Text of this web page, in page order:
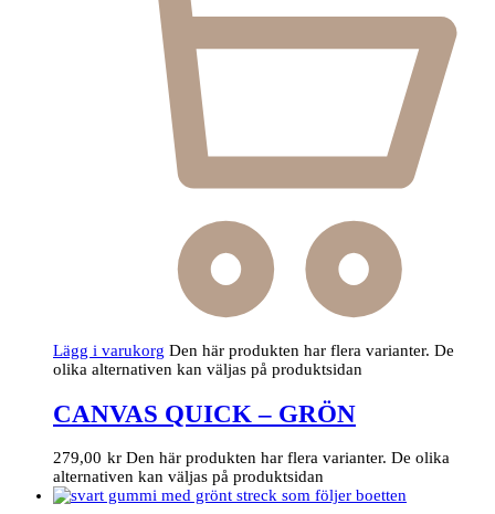
Lägg i varukorg Den här produkten har flera varianter. De
olika alternativen kan väljas på produktsidan
CANVAS QUICK – GRÖN
279,00 kr Den här produkten har flera varianter. De olika
alternativen kan väljas på produktsidan